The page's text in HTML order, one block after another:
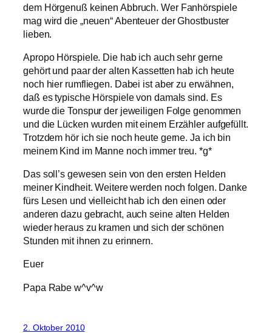
dem Hörgenuß keinen Abbruch. Wer Fanhörspiele
mag wird die „neuen“ Abenteuer der Ghostbuster
lieben.
Apropo Hörspiele. Die hab ich auch sehr gerne
gehört und paar der alten Kassetten hab ich heute
noch hier rumfliegen. Dabei ist aber zu erwähnen,
daß es typische Hörspiele von damals sind. Es
wurde die Tonspur der jeweiligen Folge genommen
und die Lücken wurden mit einem Erzähler aufgefüllt.
Trotzdem hör ich sie noch heute gerne. Ja ich bin
meinem Kind im Manne noch immer treu. *g*
Das soll’s gewesen sein von den ersten Helden
meiner Kindheit. Weitere werden noch folgen. Danke
fürs Lesen und vielleicht hab ich den einen oder
anderen dazu gebracht, auch seine alten Helden
wieder heraus zu kramen und sich der schönen
Stunden mit ihnen zu erinnern.
Euer
Papa Rabe w^v^w
2. Oktober 2010